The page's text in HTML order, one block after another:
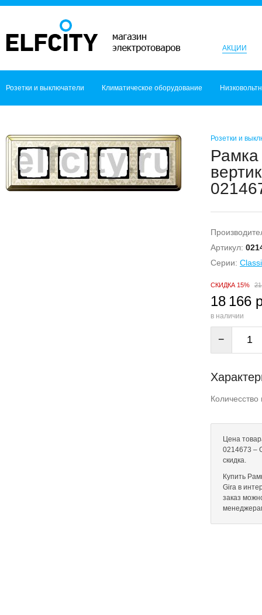
АКЦИИ
Розетки и выключатели Климатическое оборудование
Розетки и
Рамка
Артикул:
Серии:
СКИДКА 15%
18 166
в наличии
−
Цена
0214673 –
скидка.
Купить
Gira в
заказ